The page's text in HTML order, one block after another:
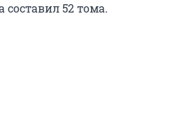
составил 52 тома.